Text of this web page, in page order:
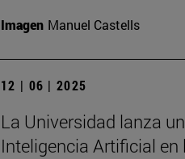
Imagen Manuel Castells
12 | 06 | 2025
La Universidad lanza
Inteligencia Artificial en